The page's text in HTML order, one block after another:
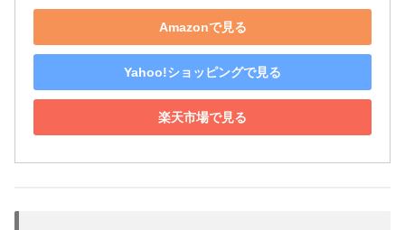
Amazonで見る
Yahoo!ショッピングで見る
楽天市場で見る